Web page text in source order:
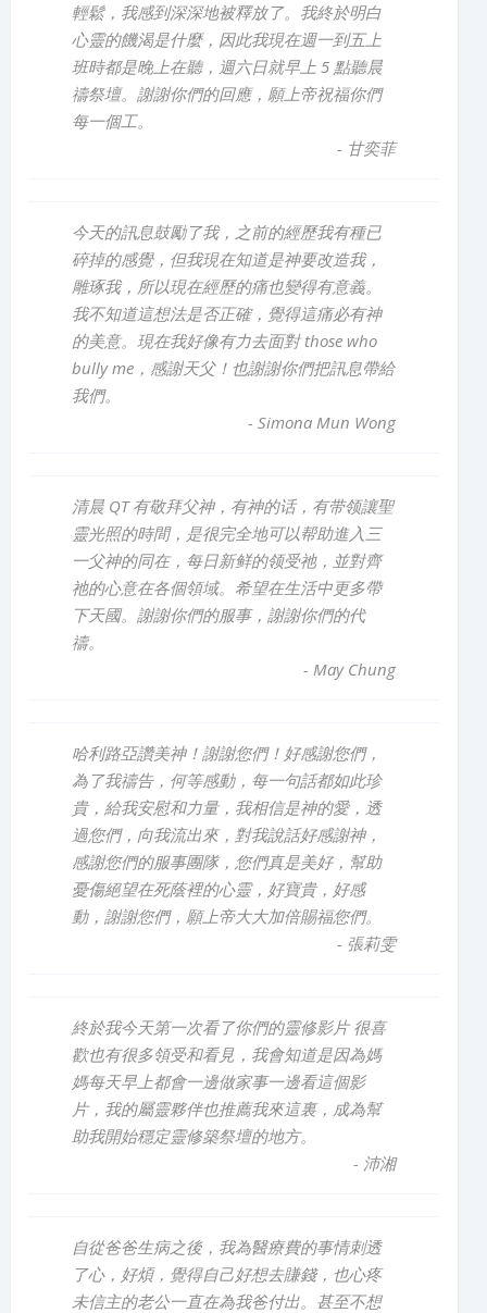
輕鬆，我感到深深地被釋放了。我終於明白
心靈的饑渴是什麼，因此我現在週一到五上
班時都是晚上在聽，週六日就早上 5 點聽晨
禱祭壇。謝謝你們的回應，願上帝祝福你們
每一個工。
- 甘奕菲
今天的訊息鼓勵了我，之前的經歷我有種已
碎掉的感覺，但我現在知道是神要改造我，
雕琢我，所以現在經歷的痛也變得有意義。
我不知道這想法是否正確，覺得這痛必有神
的美意。現在我好像有力去面對 those who
bully me，感謝天父！也謝謝你們把訊息帶給
我們。
-Simona Mun Wong
清晨 QT 有敬拜父神，有神的话，有带领讓聖
靈光照的時間，是很完全地可以帮助進入三
一父神的同在，每日新鲜的领受祂，並對齊
祂的心意在各個領域。希望在生活中更多帶
下天國。謝謝你們的服事，謝謝你們的代
禱。
- May Chung
哈利路亞讚美神！謝謝您們！好感謝您們，
為了我禱告，何等感動，每一句話都如此珍
貴，給我安慰和力量，我相信是神的愛，透
過您們，向我流出來，對我說話好感謝神，
感謝您們的服事團隊，您們真是美好，幫助
憂傷絕望在死蔭裡的心靈，好寶貴，好感
動，謝謝您們，願上帝大大加倍賜福您們。
- 張莉雯
終於我今天第一次看了你們的靈修影片 很喜
歡也有很多領受和看見，我會知道是因為媽
媽每天早上都會一邊做家事一邊看這個影
片，我的屬靈夥伴也推薦我來這裏，成為幫
助我開始穩定靈修築祭壇的地方。
- 沛湘
自從爸爸生病之後，我為醫療費的事情刺透
了心，好煩，覺得自己好想去賺錢，也心疼
未信主的老公一直在為我爸付出。甚至不想